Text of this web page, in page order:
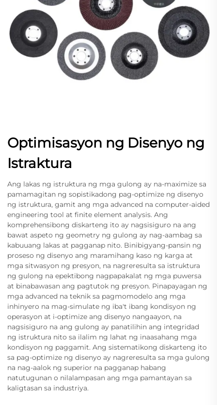
Optimisasyon ng Disenyo ng
Istraktura
Ang lakas ng istruktura ng mga gulong ay na-maximize sa
pamamagitan ng sopistikadong pag-optimize ng disenyo
ng istruktura, gamit ang mga advanced na computer-aided
engineering tool at finite element analysis. Ang
komprehensibong diskarteng ito ay nagsisiguro na ang
bawat aspeto ng geometry ng gulong ay nag-aambag sa
kabuuang lakas at pagganap nito. Binibigyang-pansin ng
proseso ng disenyo ang maramihang kaso ng karga at
mga sitwasyon ng presyon, na nagreresulta sa istruktura
ng gulong na epektibong nagpapakalat ng mga puwersa
at binabawasan ang pagtutok ng presyon. Pinapayagan ng
mga advanced na teknik sa pagmomodelo ang mga
inhinyero na mag-simulate ng iba't ibang kondisyon ng
operasyon at i-optimize ang disenyo nangaayon, na
nagsisiguro na ang gulong ay panatilihin ang integridad
ng istruktura nito sa ilalim ng lahat ng inaasahang mga
kondisyon ng paggamit. Ang sistematikong diskarteng ito
sa pag-optimize ng disenyo ay nagreresulta sa mga gulong
na nag-aalok ng superior na pagganap habang
natutugunan o nilalampasan ang mga pamantayan sa
kaligtasan sa industriya.